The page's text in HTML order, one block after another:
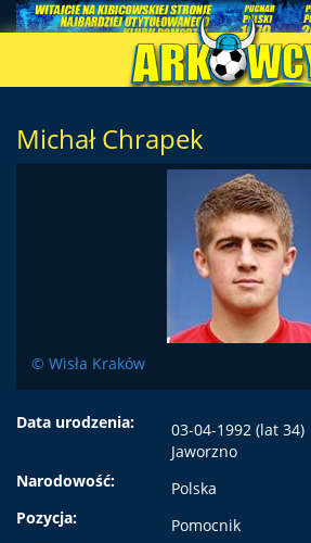
Michał Chrapek
© Wisła Kraków
Data urodzenia:
03-04-1992 (lat 34)
Jaworzno
Narodowość:
Polska
Pozycja:
Pomocnik